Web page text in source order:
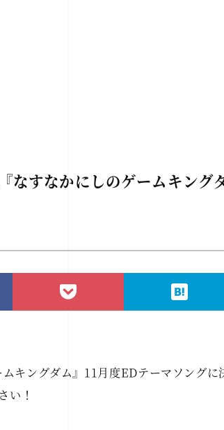
なすなかにしのゲームキング
キングダム』11月度EDテーマソングに
い！